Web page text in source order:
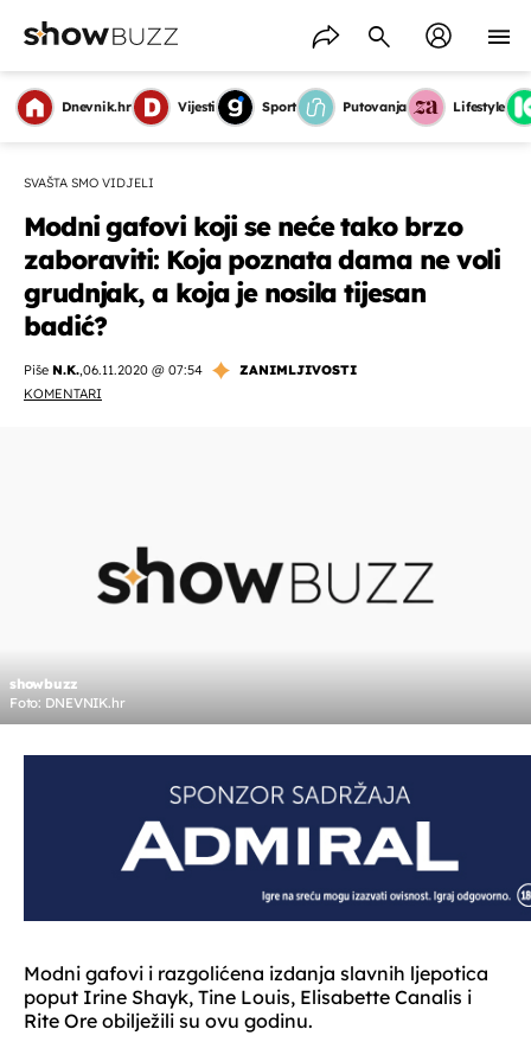
Dnevnik.hr Vijesti Sport Putovanja Lifestyle
SVAŠTA SMO VIDJELI
Modni gafovi koji se neće tako brzo
zaboraviti: Koja poznata dama ne voli
grudnjak, a koja je nosila tijesan
badić?
Piše N.K.,06.11.2020 @ 07:54
ZANIMLJIVOSTI
KOMENTARI
showbuzz
Foto: DNEVNIK.hr
Modni gafovi i razgolićena izdanja slavnih ljepotica
poput Irine Shayk, Tine Louis, Elisabette Canalis i
Rite Ore obilježili su ovu godinu.